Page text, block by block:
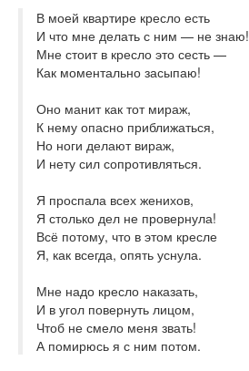
В моей квартире кресло есть
И что мне делать с ним — не знаю!
Мне стоит в кресло это сесть —
Как моментально засыпаю!
Оно манит как тот мираж,
К нему опасно приближаться,
Но ноги делают вираж,
И нету сил сопротивляться.
Я проспала всех женихов,
Я столько дел не провернула!
Всё потому, что в этом кресле
Я, как всегда, опять уснула.
Мне надо кресло наказать,
И в угол повернуть лицом,
Чтоб не смело меня звать!
А помирюсь я с ним потом.